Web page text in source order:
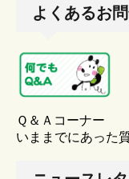
よくあるお
Ｑ＆Ａコーナー
いままでにあった